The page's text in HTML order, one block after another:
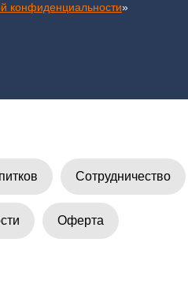
конфиденциальности»
Сотрудничество
Оферта